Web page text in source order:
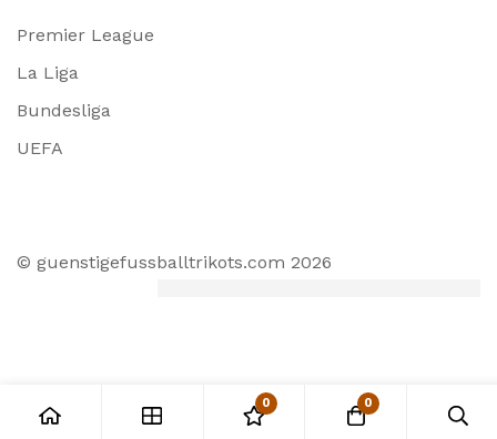
Premier League
La Liga
Bundesliga
UEFA
© guenstigefussballtrikots.com 2026
0 0